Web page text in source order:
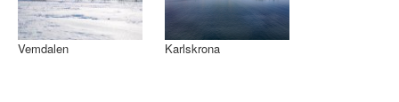
Vemdalen Karlskrona